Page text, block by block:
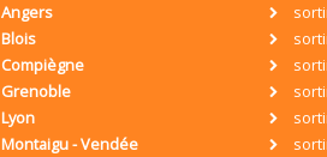
Angers
Blois
Compiègne
Grenoble
Lyon
Montaigu - Vendée